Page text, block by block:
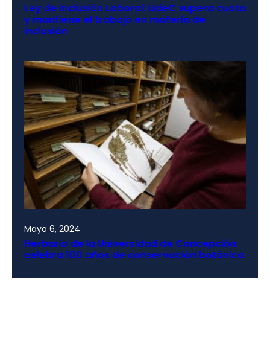
Ley de Inclusión Laboral: UdeC supera cuota
y mantiene el trabajo en materia de
inclusión
Mayo 6, 2024
Herbario de la Universidad de Concepción
celebra 100 años de conservación botánica